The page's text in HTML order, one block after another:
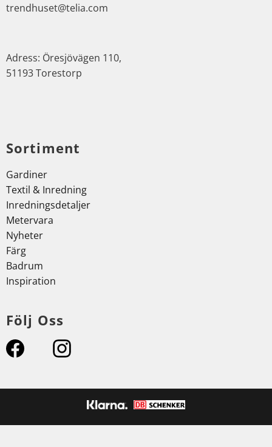
trendhuset@telia.com
Adress: Öresjövägen 110,
51193 Torestorp
Sortiment
Gardiner
Textil & Inredning
Inredningsdetaljer
Metervara
Nyheter
Färg
Badrum
Inspiration
Följ Oss